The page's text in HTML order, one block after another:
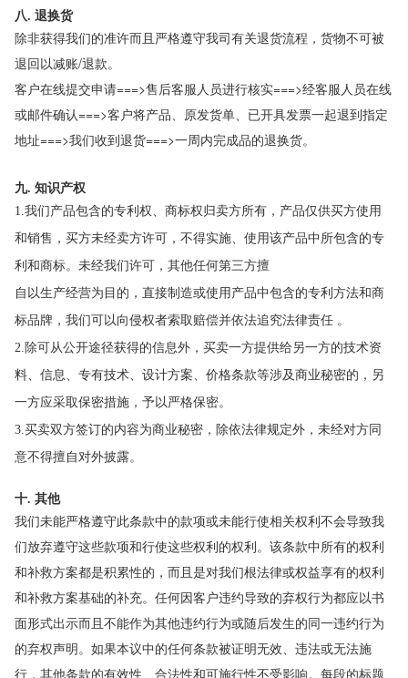
八. 退换货
除非获得我们的准许而且严格遵守我司有关退货流程，货物不可被
退回以减账/退款。
客户在线提交申请===>售后客服人员进行核实===>经客服人员在线
或邮件确认===>客户将产品、原发货单、已开具发票一起退到指定
地址===>我们收到退货===>一周内完成品的退换货。
九. 知识产权
1.我们产品包含的专利权、商标权归卖方所有，产品仅供买方使用
和销售，买方未经卖方许可，不得实施、使用该产品中所包含的专
利和商标。未经我们许可，其他任何第三方擅
自以生产经营为目的，直接制造或使用产品中包含的专利方法和商
标品牌，我们可以向侵权者索取赔偿并依法追究法律责任 。
2.除可从公开途径获得的信息外，买卖一方提供给另一方的技术资
料、信息、专有技术、设计方案、价格条款等涉及商业秘密的，另
一方应采取保密措施，予以严格保密。
3.买卖双方签订的内容为商业秘密，除依法律规定外，未经对方同
意不得擅自对外披露。
十. 其他
我们未能严格遵守此条款中的款项或未能行使相关权利不会导致我
们放弃遵守这些款项和行使这些权利的权利。该条款中所有的权利
和补救方案都是积累性的，而且是对我们根法律或权益享有的权利
和补救方案基础的补充。任何因客户违约导致的弃权行为都应以书
面形式出示而且不能作为其他违约行为或随后发生的同一违约行为
的弃权声明。如果本议中的任何条款被证明无效、违法或无法施
行，其他条款的有效性、合法性和可施行性不受影响。每段的标题